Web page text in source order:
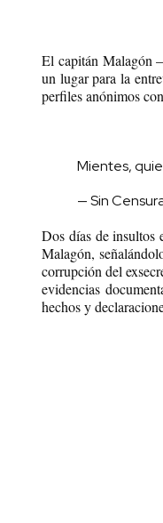
El capitán Malagón
un lugar para la
perfiles anónimos
Mientes,
— Sin
Dos días de insultos
Malagón,
corrupción del
evidencias
hechos y